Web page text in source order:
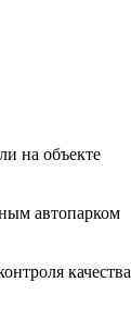
на объекте
автопарком
качества